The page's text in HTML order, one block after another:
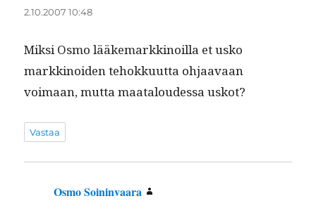
2.10.2007 10:48
Mik­si Osmo lääke­markki­noil­la et usko
markki­noiden tehokku­ut­ta ohjaavaan
voimaan, mut­ta maat­aloudessa uskot?
Vastaa
Osmo Soininvaara